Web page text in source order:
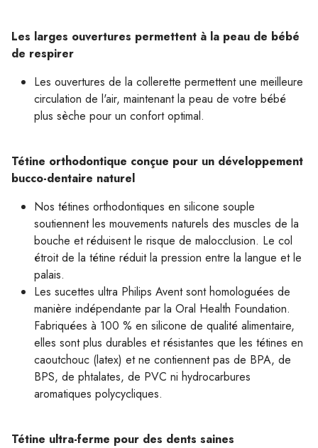
Les larges ouvertures permettent à la peau de bébé
de respirer
Les ouvertures de la collerette permettent une meilleure
circulation de l'air, maintenant la peau de votre bébé
plus sèche pour un confort optimal.
Tétine orthodontique conçue pour un développement
bucco-dentaire naturel
Nos tétines orthodontiques en silicone souple
soutiennent les mouvements naturels des muscles de la
bouche et réduisent le risque de malocclusion. Le col
étroit de la tétine réduit la pression entre la langue et le
palais.
Les sucettes ultra Philips Avent sont homologuées de
manière indépendante par la Oral Health Foundation.
Fabriquées à 100 % en silicone de qualité alimentaire,
elles sont plus durables et résistantes que les tétines en
caoutchouc (latex) et ne contiennent pas de BPA, de
BPS, de phtalates, de PVC ni hydrocarbures
aromatiques polycycliques.
Tétine ultra-ferme pour des dents saines